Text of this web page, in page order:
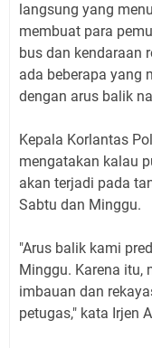
langsung yang
membuat para
bus dan kendaraan
ada beberapa yang
dengan arus balik
Kepala Korlantas
mengatakan kalau
akan terjadi pada
Sabtu dan Minggu.
"Arus balik kami
Minggu. Karena itu,
imbauan dan
petugas," kata Irjen